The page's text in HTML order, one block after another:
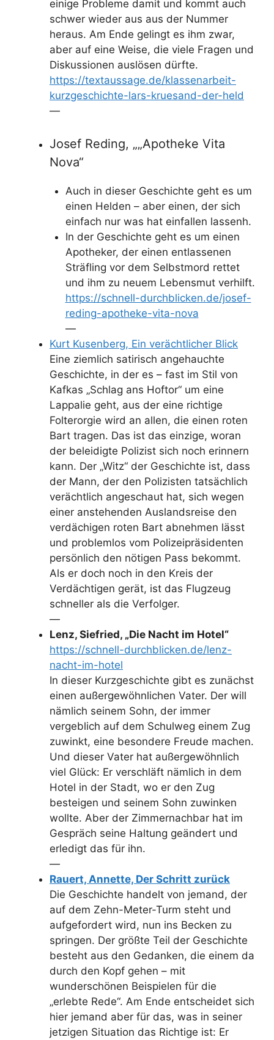
einige Probleme damit und kommt auch
schwer wieder aus aus der Nummer
heraus. Am Ende gelingt es ihm zwar,
aber auf eine Weise, die viele Fragen und
Diskussionen auslösen dürfte.
https://textaussage.de/klassenarbeit-
kurzgeschichte-lars-kruesand-der-held
—
Josef Reding, „„Apotheke Vita
Nova“
Auch in dieser Geschichte geht es um
einen Helden – aber einen, der sich
einfach nur was hat einfallen lassenh.
In der Geschichte geht es um einen
Apotheker, der einen entlassenen
Sträfling vor dem Selbstmord rettet
und ihm zu neuem Lebensmut verhilft.
https://schnell-durchblicken.de/josef-
reding-apotheke-vita-nova
—
Kurt Kusenberg, Ein verächtlicher Blick
Eine ziemlich satirisch angehauchte
Geschichte, in der es – fast im Stil von
Kafkas „Schlag ans Hoftor“ um eine
Lappalie geht, aus der eine richtige
Folterorgie wird an allen, die einen roten
Bart tragen. Das ist das einzige, woran
der beleidigte Polizist sich noch erinnern
kann. Der „Witz“ der Geschichte ist, dass
der Mann, der den Polizisten tatsächlich
verächtlich angeschaut hat, sich wegen
einer anstehenden Auslandsreise den
verdächigen roten Bart abnehmen lässt
und problemlos vom Polizeipräsidenten
persönlich den nötigen Pass bekommt.
Als er doch noch in den Kreis der
Verdächtigen gerät, ist das Flugzeug
schneller als die Verfolger.
—
Lenz, Siefried, „Die Nacht im Hotel“
https://schnell-durchblicken.de/lenz-
nacht-im-hotel
In dieser Kurzgeschichte gibt es zunächst
einen außergewöhnlichen Vater. Der will
nämlich seinem Sohn, der immer
vergeblich auf dem Schulweg einem Zug
zuwinkt, eine besondere Freude machen.
Und dieser Vater hat außergewöhnlich
viel Glück: Er verschläft nämlich in dem
Hotel in der Stadt, wo er den Zug
besteigen und seinem Sohn zuwinken
wollte. Aber der Zimmernachbar hat im
Gespräch seine Haltung geändert und
erledigt das für ihn.
—
Rauert, Annette, Der Schritt zurück
Die Geschichte handelt von jemand, der
auf dem Zehn-Meter-Turm steht und
aufgefordert wird, nun ins Becken zu
springen. Der größte Teil der Geschichte
besteht aus den Gedanken, die einem da
durch den Kopf gehen – mit
wunderschönen Beispielen für die
„erlebte Rede“. Am Ende entscheidet sich
hier jemand aber für das, was in seiner
jetzigen Situation das Richtige ist: Er